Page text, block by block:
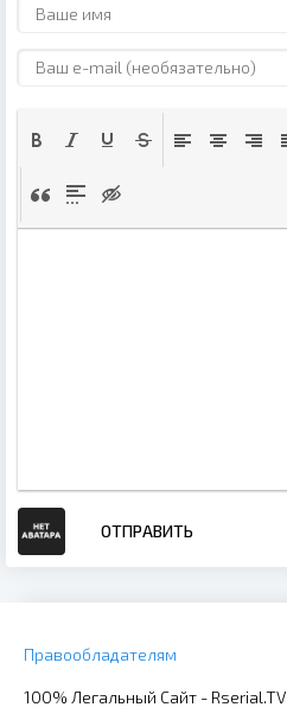
ОТПРАВИТЬ
Правообладателям
100% Легальный Сайт - Rserial.TV